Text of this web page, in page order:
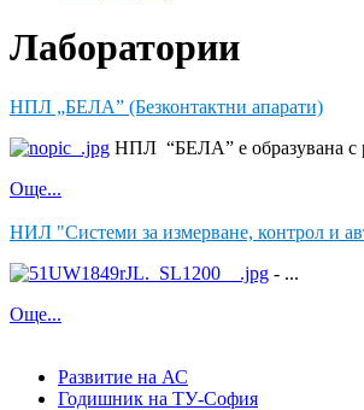
Лаборатории
НПЛ „БЕЛА” (Безконтактни апарати)
НПЛ “БЕЛА” е образувана с
Още...
НИЛ "Системи за измерване, контрол и
- ...
Още...
Развитие на АС
Годишник на ТУ-София